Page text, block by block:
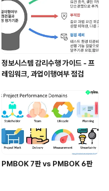
정보시스템 감리수행 가이드 - 프
레임워크, 과업이행여부 점검
PMBOK 7판 vs PMBOK 6판